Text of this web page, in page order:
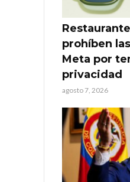
prohíben
Meta por
privacidad
agosto 7, 2026